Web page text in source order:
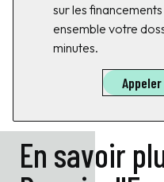
sur les
ensemble votre
minutes.
En savoir